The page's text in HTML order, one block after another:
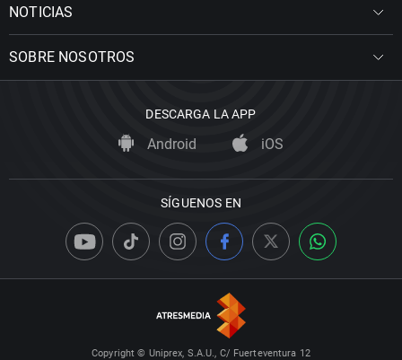
NOTICIAS
SOBRE NOSOTROS
DESCARGA LA APP
Android iOS
SÍGUENOS EN
Copyright © Uniprex, S.A.U., C/ Fuerteventura 12